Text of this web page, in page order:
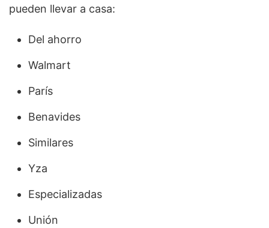
pueden llevar a casa:
Del ahorro
Walmart
París
Benavides
Similares
Yza
Especializadas
Unión